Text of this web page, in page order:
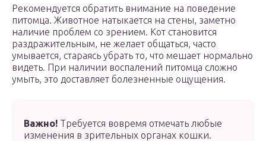
Рекомендуется обратить внимание на поведение
питомца. Животное натыкается на стены, заметно
наличие проблем со зрением. Кот становится
раздражительным, не желает общаться, часто
умывается, стараясь убрать то, что мешает нормально
видеть. При наличии воспалений питомца сложно
умыть, это доставляет болезненные ощущения.
Важно! Требуется вовремя отмечать любые
изменения в зрительных органах кошки.